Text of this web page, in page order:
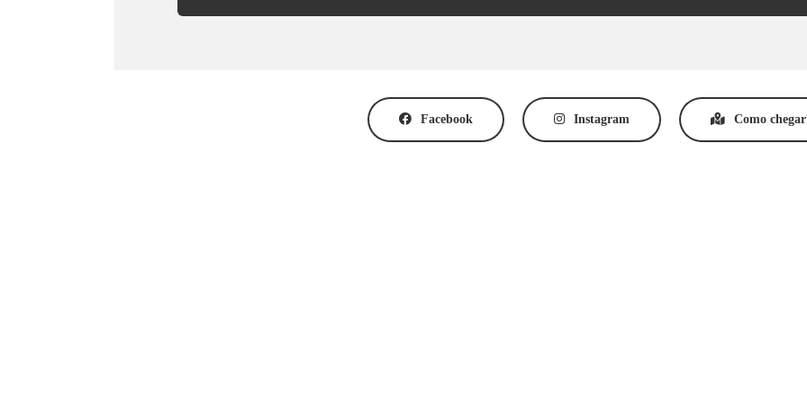
Facebook Instagram Como